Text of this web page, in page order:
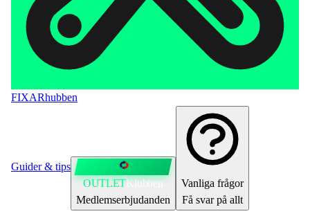
FIXARhubben
Guider & tips
OUTLETKlubben
Medlemserbjudanden
Vanliga frågor
Få svar på allt